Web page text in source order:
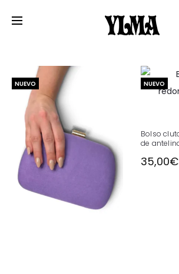
VIOLETAS Y MORADOS
NUEVO NUEVO
Bolso
de
35,00€